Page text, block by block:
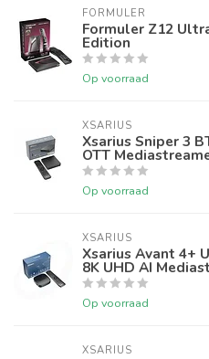
FORMULER
Formuler Z12
Edition
Op voorraad
XSARIUS
Xsarius Sniper 3
OTT
Op voorraad
XSARIUS
Xsarius Avant 4+
8K UHD AI
Op voorraad
XSARIUS